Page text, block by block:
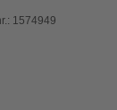
1574949